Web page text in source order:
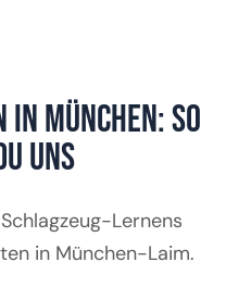
München: So
uns
Lernens
in München-Laim.